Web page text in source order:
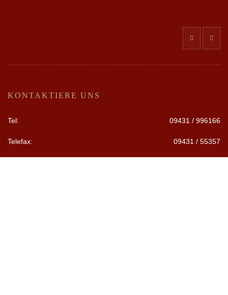
KONTAKTIERE UNS
Tel: 09431 / 996166
Telefax: 09431 / 55357